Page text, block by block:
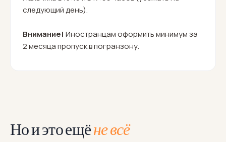
следующий день).
Внимание! Иностранцам оформить минимум за
2 месяца пропуск в погранзону.
Но и это ещёне всё